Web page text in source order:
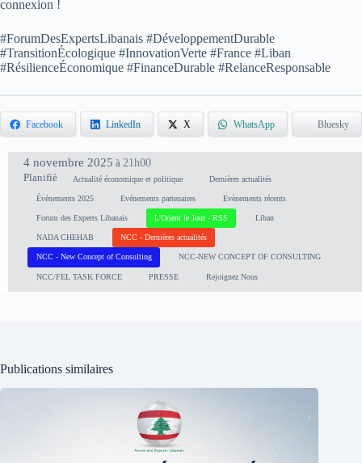
connexion !
#ForumDesExpertsLibanais #DéveloppementDurable
#TransitionÉcologique #InnovationVerte #France #Liban
#RésilienceÉconomique #FinanceDurable #RelanceResponsable
Facebook LinkedIn X WhatsApp Bluesky
4 novembre 2025 à 21h00
Planifié Actualité économique et politique Dernières actualités
Évènements 2025 Evénements partenaires Evènements récents
Forum des Experts Libanais L'Orient le Jour - RSS Liban
NADA CHEHAB NCC - Dernières actualités
NCC - New Concept of Consulting NCC-NEW CONCEPT OF CONSULTING
NCC/FEL TASK FORCE PRESSE Rejoignez Nous
Publications similaires